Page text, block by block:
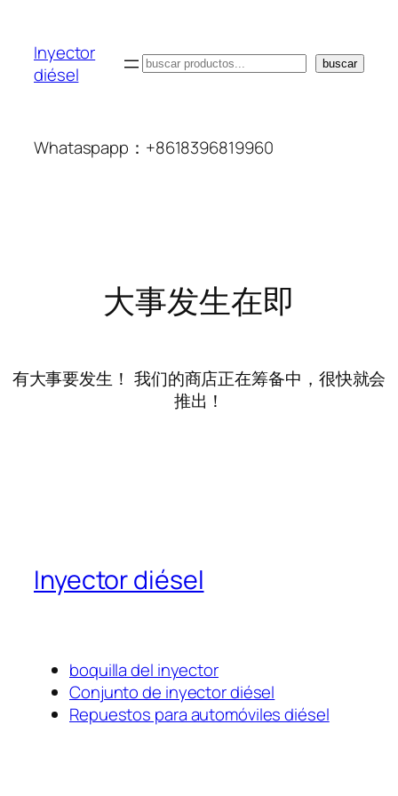
Inyector
diésel
搜
buscar
Whataspapp：+8618396819960
大事发生在即
有大事要发生！ 我们的商店正在筹备中，很快就会
推出！
Inyector diésel
boquilla del inyector
Conjunto de inyector diésel
Repuestos para automóviles diésel